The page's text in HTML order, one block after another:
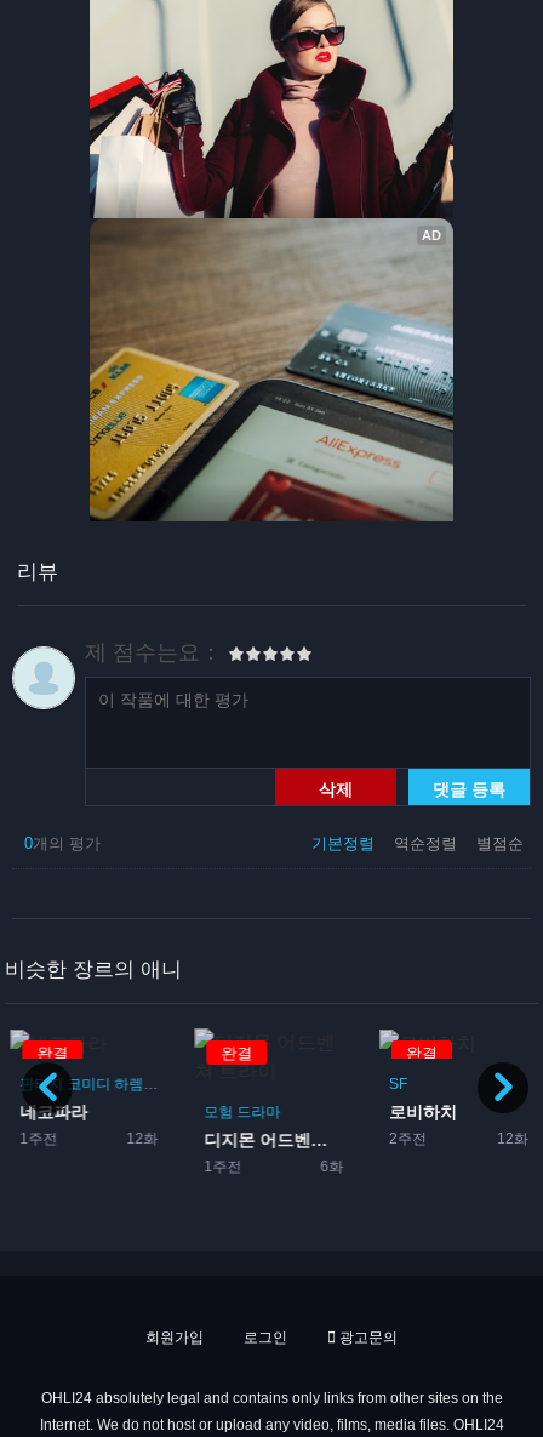
리뷰
제 점수는요：
삭제 댓글 등록
기본정렬 역순정렬 별점순
0개의 평가
비슷한 장르의 애니
완결
판타지 코미디 하렘
네코파라
1주전 12화
완결
모험 드라마
디지몬 어드벤쳐 트라이
1주전 6화
완결
SF
로비하치
2주전 12화
회원가입 로그인 광고문의
OHLI24 absolutely legal and contains only links from other sites on the
Internet. We do not host or upload any video, films, media files. OHLI24